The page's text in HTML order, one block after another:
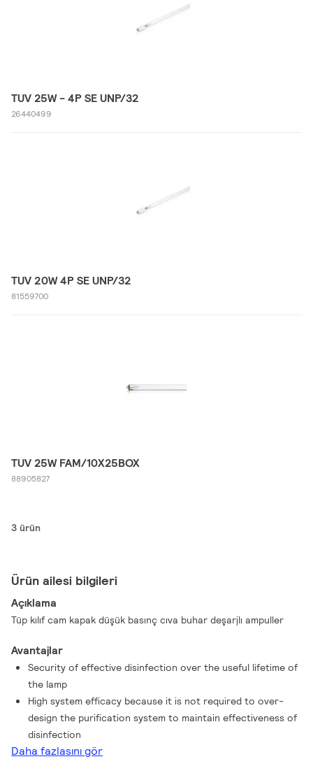
TUV 25W - 4P SE UNP/32
26440499
TUV 20W 4P SE UNP/32
81559700
TUV 25W FAM/10X25BOX
88905827
3 ürün
Ürün ailesi bilgileri
Açıklama
Tüp kılıf cam kapak düşük basınç cıva buhar deşarjlı ampuller
Avantajlar
Security of effective disinfection over the useful lifetime of
the lamp
High system efficacy because it is not required to over-
design the purification system to maintain effectiveness of
disinfection
Daha fazlasını gör